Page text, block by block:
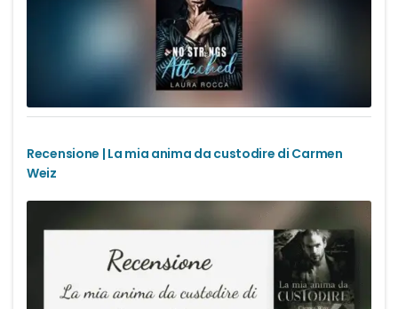
Recensione | La mia anima da custodire di Carmen
Weiz